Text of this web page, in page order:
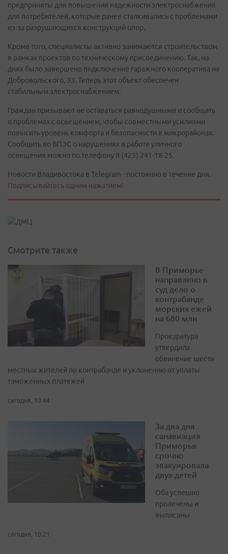
предприняты для повышения надежности электроснабжения
для потребителей, которые ранее сталкивались с проблемами
из-за разрушающихся конструкций опор.
Кроме того, специалисты активно занимаются строительством
в рамках проектов по техническому присоединению. Так, на
днях было завершено подключение гаражного кооператива на
Добровольского, 33. Теперь этот объект обеспечен
стабильным электроснабжением.
Граждан призывают не оставаться равнодушными и сообщать
о проблемах с освещением, чтобы совместными усилиями
повысить уровень комфорта и безопасности в микрорайонах.
Сообщить во ВПЭС о нарушениях в работе уличного
освещения можно по телефону 8 (423) 241-18-25.
Новости Владивостока в Telegram - постоянно в течение дня.
Подписывайтесь одним нажатием!
Смотрите также
В Приморье
направлено в
суд дело о
контрабанде
морских ежей
на 680 млн
Прокуратура
утвердила
обвинение шести
местных жителей по контрабанде и уклонению от уплаты
таможенных платежей
сегодня, 10:44
За два дня
санавиация
Приморья
срочно
эвакуировала
двух детей
Оба успешно
пролечены и
выписаны
сегодня, 10:21